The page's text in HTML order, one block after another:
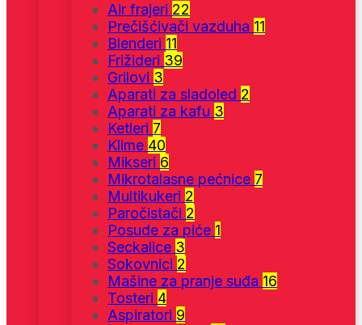
Air frajeri 22
Prečišćivači vazduha 11
Blenderi 11
Frižideri 39
Grilovi 3
Aparati za sladoled 2
Aparati za kafu 3
Ketleri 7
Klime 40
Mikseri 6
Mikrotalasne pećnice 7
Multikukeri 2
Paročistači 2
Posude za piće 1
Seckalice 3
Sokovnici 2
Mašine za pranje suđa 16
Tosteri 4
Aspiratori 9